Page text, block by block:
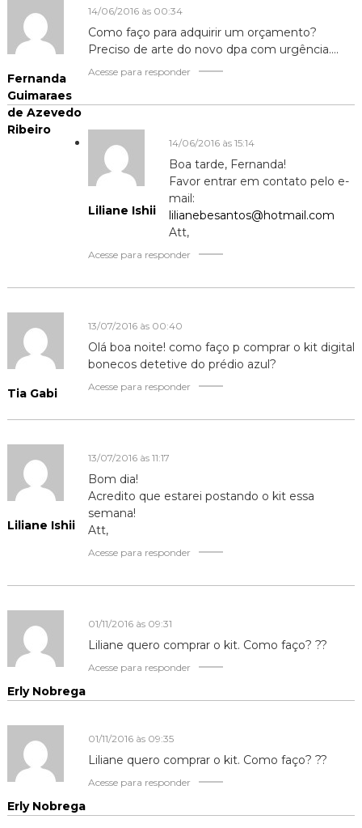
a
n
)
a
ç
ã
o
t
Fernanda
Guimaraes
de Azevedo
Ribeiro
14/06/2016 às 00:34
Como faço para adquirir um orçamento?
Preciso de arte do novo dpa com urgência….
Acesse para responder
Liliane Ishii
14/06/2016 às 15:14
Boa tarde, Fernanda!
Favor entrar em contato pelo e-
mail:
lilianebesantos@hotmail.com
Att,
Acesse para responder
Tia Gabi
13/07/2016 às 00:40
Olá boa noite! como faço p comprar o kit digital
bonecos detetive do prédio azul?
Acesse para responder
Liliane Ishii
13/07/2016 às 11:17
Bom dia!
Acredito que estarei postando o kit essa
semana!
Att,
Acesse para responder
Erly Nobrega
01/11/2016 às 09:31
Liliane quero comprar o kit. Como faço? ??
Acesse para responder
Erly Nobrega
01/11/2016 às 09:35
Liliane quero comprar o kit. Como faço? ??
Acesse para responder